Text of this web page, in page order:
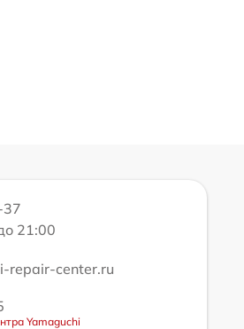
37
21:00
repair-center.ru
Yamaguchi